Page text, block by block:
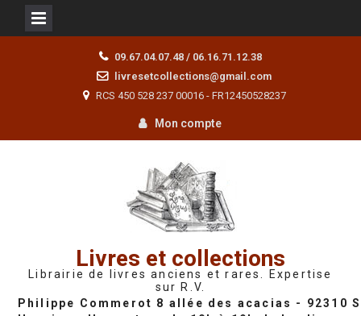
09.67.04.07.48 / 06.16.71.12.38
livresetcollections@gmail.com
RCS 450 528 237 00016 - FR12450528237
Mon compte
Livres et collections
Librairie de livres anciens et rares. Expertise
sur R.V.